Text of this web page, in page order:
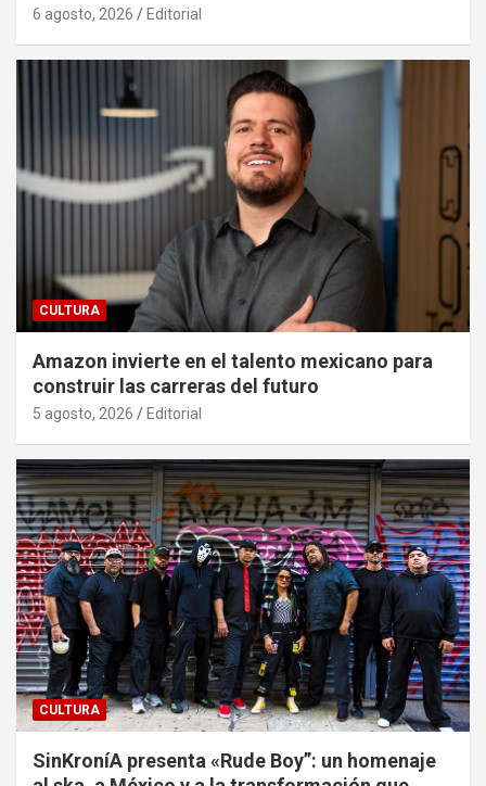
6 agosto, 2026 Editorial
CULTURA
Amazon invierte en el talento mexicano para
construir las carreras del futuro
5 agosto, 2026 Editorial
CULTURA
SinKroníA presenta «Rude Boy”: un homenaje